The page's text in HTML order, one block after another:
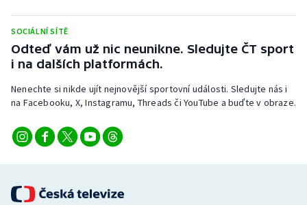
Triatlon
Vodní slalom
Volejbal
SOCIÁLNÍ SÍTĚ
Odteď vám už nic neunikne. Sledujte ČT sport
i na dalších platformách.
Nenechte si nikde ujít nejnovější sportovní události. Sledujte nás i
na Facebooku, X, Instagramu, Threads či YouTube a buďte v obraze.